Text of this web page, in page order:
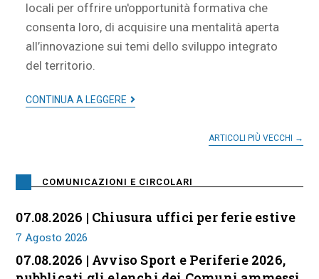
locali per offrire un'opportunità formativa che
consenta loro, di acquisire una mentalità aperta
all’innovazione sui temi dello sviluppo integrato
del territorio.
CONTINUA A LEGGERE
ARTICOLI PIÙ VECCHI →
COMUNICAZIONI E CIRCOLARI
07.08.2026 | Chiusura uffici per ferie estive
7 Agosto 2026
07.08.2026 | Avviso Sport e Periferie 2026,